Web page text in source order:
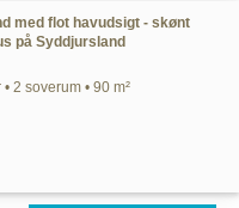
med flot havudsigt - skønt
på Syddjursland
2 soverum • 90 m²